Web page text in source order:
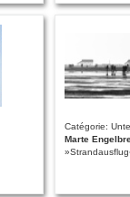
Catégorie:
Marte